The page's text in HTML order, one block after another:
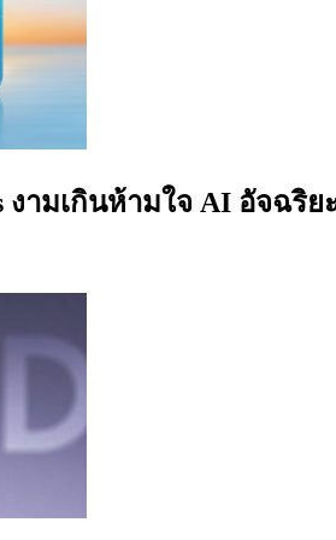
งามเกินห้ามใจ AI อัจฉริย